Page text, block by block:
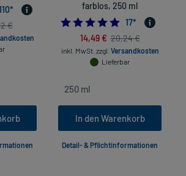
*
€
farblos, 250 ml
17*
14,49 € 20,24 €
inkl. MwSt. zzgl. Versandkosten
Lieferbar
In den Warenkorb
Detail- & Pflichtinformationen